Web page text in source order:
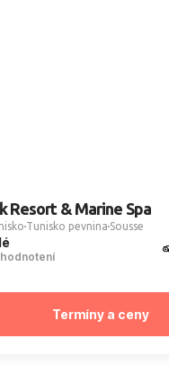
Resort & Marine Spa
Tunisko pevnina Sousse
Termíny a ceny